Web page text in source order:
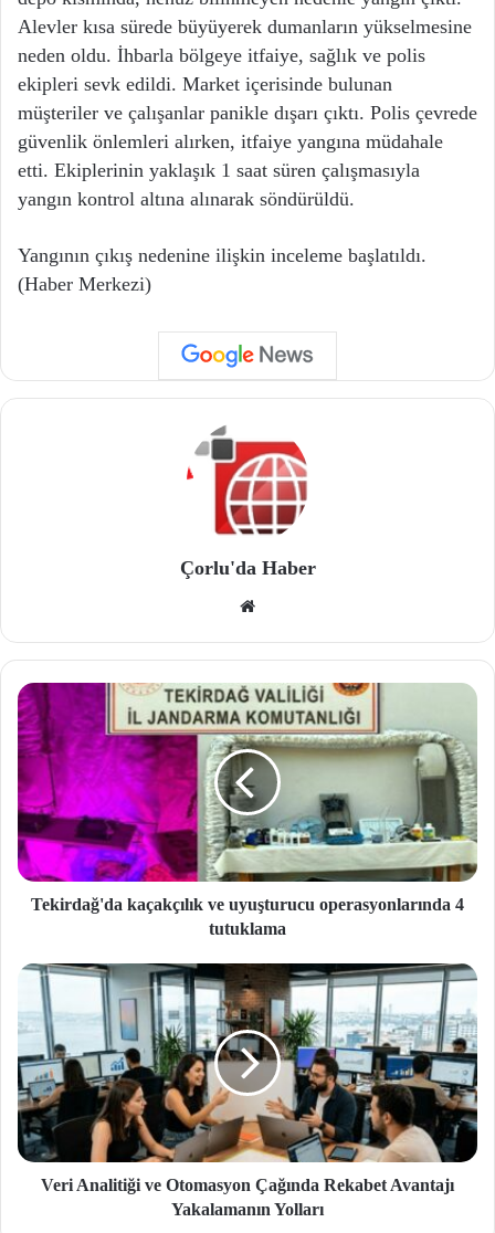
Alevler kısa sürede büyüyerek dumanların yükselmesine
neden oldu. İhbarla bölgeye itfaiye, sağlık ve polis
ekipleri sevk edildi. Market içerisinde bulunan
müşteriler ve çalışanlar panikle dışarı çıktı. Polis çevrede
güvenlik önlemleri alırken, itfaiye yangına müdahale
etti. Ekiplerinin yaklaşık 1 saat süren çalışmasıyla
yangın kontrol altına alınarak söndürüldü.
Yangının çıkış nedenine ilişkin inceleme başlatıldı.
(Haber Merkezi)
Çorlu'da Haber
site
si
Tekirdağ'da kaçakçılık ve uyuşturucu operasyonlarında 4
tutuklama
Veri Analitiği ve Otomasyon Çağında Rekabet Avantajı
Yakalamanın Yolları